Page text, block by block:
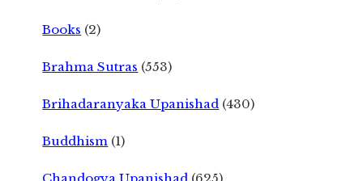
Books (2)
Brahma Sutras (553)
Brihadaranyaka Upanishad (430)
Buddhism (1)
Chandogya Upanishad (625)